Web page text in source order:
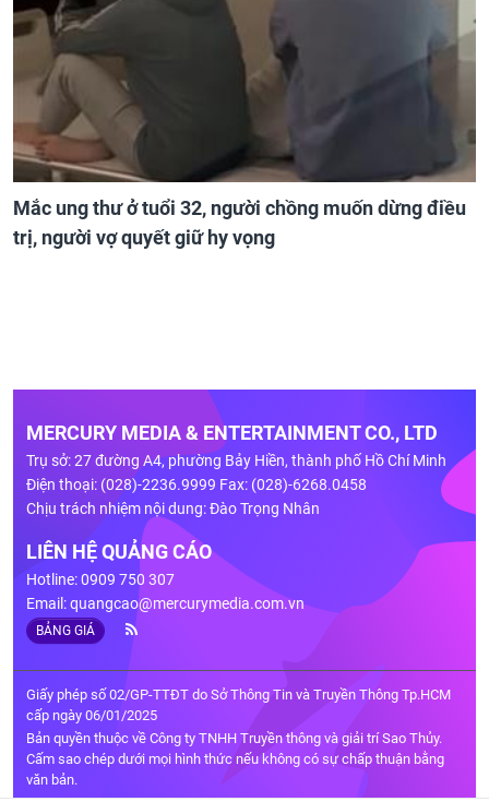
Mắc ung thư ở tuổi 32, người chồng muốn dừng điều
trị, người vợ quyết giữ hy vọng
MERCURY MEDIA & ENTERTAINMENT CO., LTD
Trụ sở: 27 đường A4, phường Bảy Hiền, thành phố Hồ Chí Minh
Điện thoại: (028)-2236.9999 Fax: (028)-6268.0458
Chịu trách nhiệm nội dung: Đào Trọng Nhân
LIÊN HỆ QUẢNG CÁO
Hotline: 0909 750 307
Email:quangcao@mercurymedia.com.vn
BẢNG GIÁ
Giấy phép số 02/GP-TTĐT do Sở Thông Tin và Truyền Thông Tp.HCM
cấp ngày 06/01/2025
Bản quyền thuộc về Công ty TNHH Truyền thông và giải trí Sao Thủy.
Cấm sao chép dưới mọi hình thức nếu không có sự chấp thuận bằng
văn bản.